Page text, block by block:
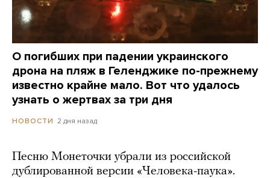
О погибших при падении украинского
дрона на пляж в Геленджике по-прежнему
известно крайне мало. Вот что удалось
узнать о жертвах за три дня
НОВОСТИ 2 дня назад
Песню Монеточки убрали из российской
дублированной версии «Человека-паука».